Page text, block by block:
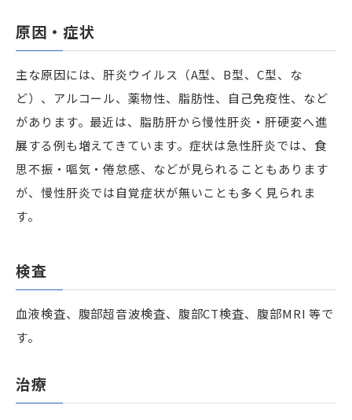
原因・症状
主な原因には、肝炎ウイルス（A型、B型、C型、な
ど）、アルコール、薬物性、脂肪性、自己免疫性、など
があります。最近は、脂肪肝から慢性肝炎・肝硬変へ進
展する例も増えてきています。症状は急性肝炎では、食
思不振・嘔気・倦怠感、などが見られることもあります
が、慢性肝炎では自覚症状が無いことも多く見られま
す。
検査
血液検査、腹部超音波検査、腹部CT検査、腹部MRI 等で
す。
治療